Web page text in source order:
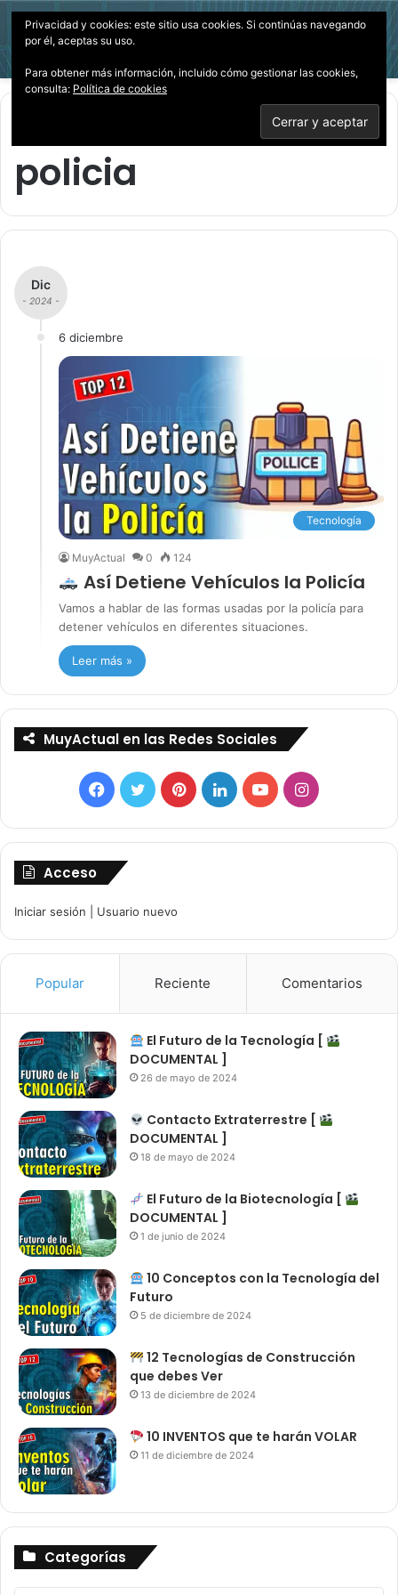
Menú
policia
Dic
- 2024 -
6 diciembre
Tecnología
MuyActual 0 124
Así Detiene Vehículos la Policía
Vamos a hablar de las formas usadas por la policía para
detener vehículos en diferentes situaciones.
Leer más »
MuyActual en las Redes Sociales
Facebook
TwitterPinterestLinkedInYouTubeInstagram
Acceso
Iniciar sesión Usuario nuevo
Popular Reciente Comentarios
El Futuro de la Tecnología [
DOCUMENTAL ]
26 de mayo de 2024
Contacto Extraterrestre [
DOCUMENTAL ]
18 de mayo de 2024
El Futuro de la Biotecnología [
DOCUMENTAL ]
1 de junio de 2024
10 Conceptos con la Tecnología del
Futuro
5 de diciembre de 2024
12 Tecnologías de Construcción
que debes Ver
13 de diciembre de 2024
10 INVENTOS que te harán VOLAR
11 de diciembre de 2024
Categorías
Privacidad y cookies: este sitio usa cookies. Si continúas navegando
por él, aceptas su uso.
Para obtener más información, incluido cómo gestionar las cookies,
consulta: Política de cookies